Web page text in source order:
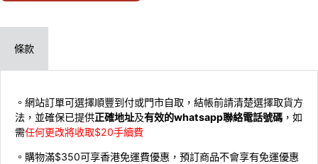
條款
。網站訂單可選擇順豐到付或門市自取，結帳前請清楚選擇取貨方
法，並確保已提供正確地址及有效的whatsapp聯絡電話號碼 ，如
需任何更改將收取$20手續費
。購物滿$350可享香港免運費優惠，預訂商品不會享有免運優惠